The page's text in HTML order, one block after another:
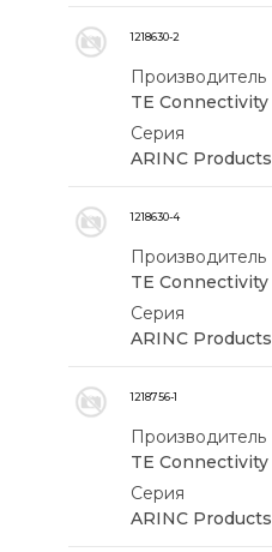
1218630-2
Производитель
TE Connectivity
Серия
ARINC Products
1218630-4
Производитель
TE Connectivity
Серия
ARINC Products
1218756-1
Производитель
TE Connectivity
Серия
ARINC Products